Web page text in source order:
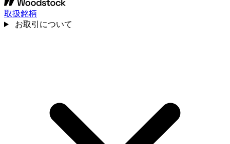
取扱銘柄
お取引について